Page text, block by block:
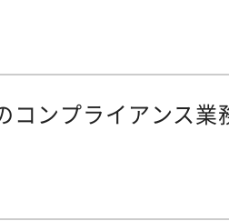
コンプライアンス業